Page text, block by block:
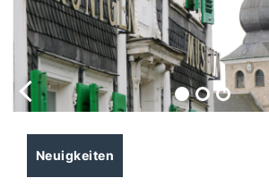
Neuigkeiten